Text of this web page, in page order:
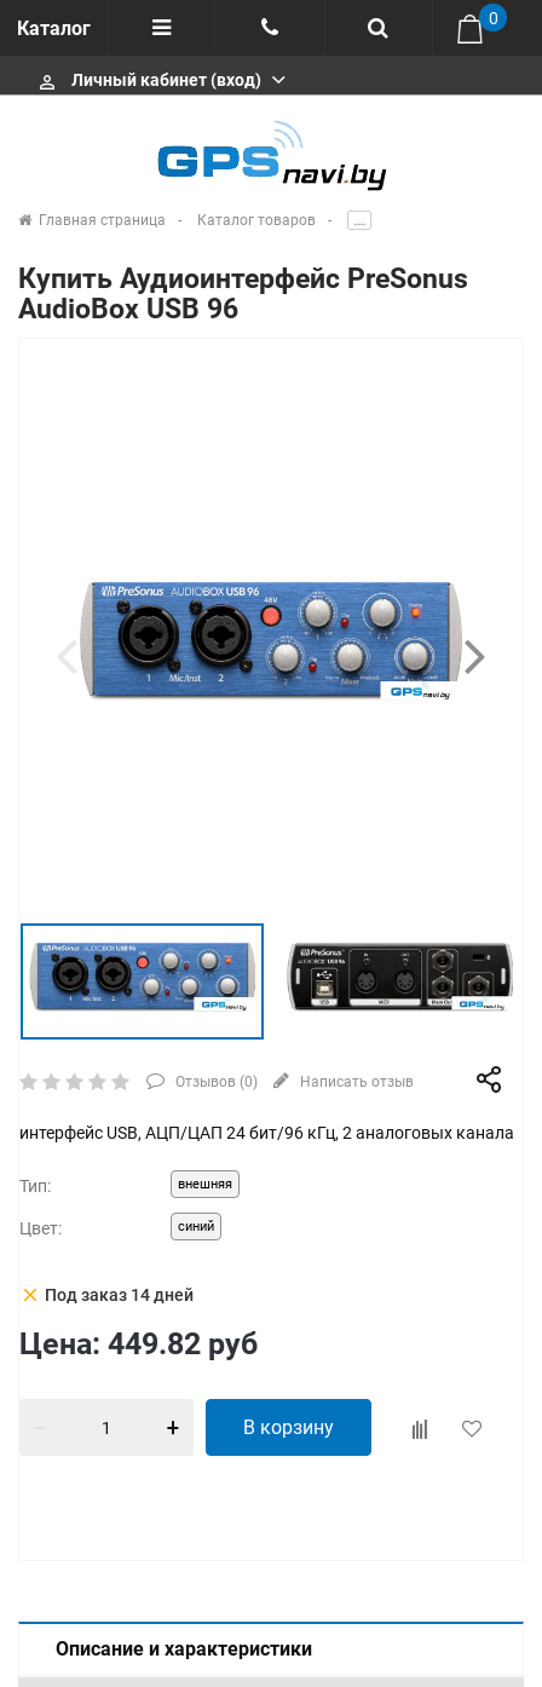
Каталог
Отзывы
+375 291646666
msa333
info@gpsnavi.by
0
perm_identity Личный кабинет (вход)
Главная страница Каталог товаров .....
Купить Аудиоинтерфейс PreSonus
AudioBox USB 96
Отзывов (0) Написать отзыв
интерфейс USB, АЦП/ЦАП 24 бит/96 кГц, 2 аналоговых канала
Тип: внешняя
Цвет: синий
clear Под заказ 14 дней
Цена: 449.82 руб
В корзину
Описание и характеристики